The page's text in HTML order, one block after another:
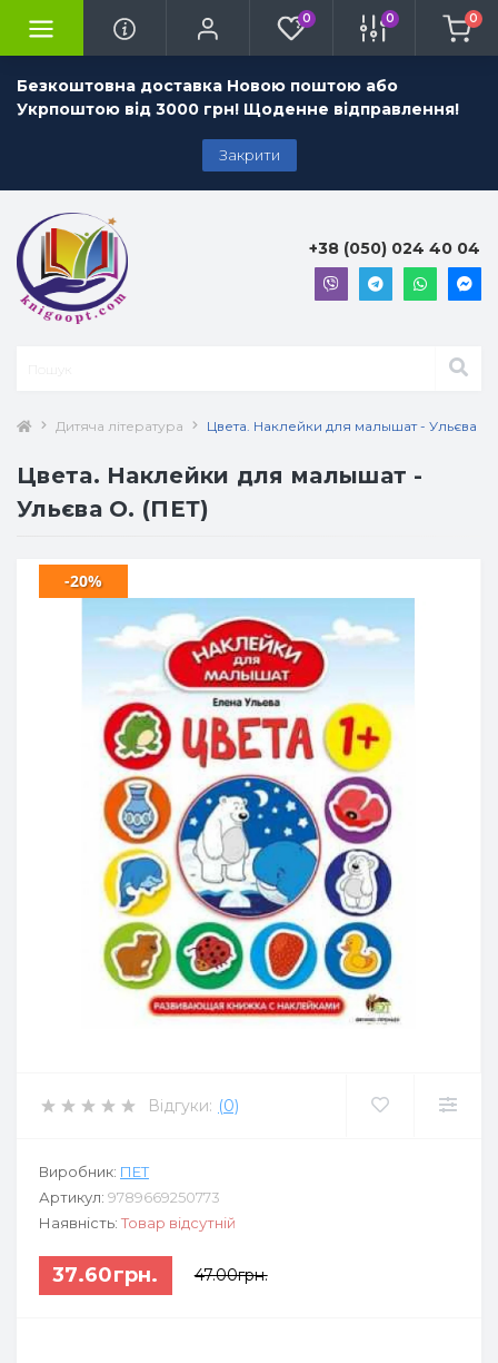
Безкоштовна доставка Новою поштою або
Укрпоштою від 3000 грн! Щоденне відправлення!
Закрити
0 0 0
+38 (050) 024 40 04
Дитяча література Цвета. Наклейки для малышат - Ульєва О.
Цвета. Наклейки для малышат -
Ульєва О. (ПЕТ)
-20%
Відгуки: (0)
Виробник: ПЕТ
Артикул: 9789669250773
Наявність: Товар відсутній
37.60грн. 47.00грн.